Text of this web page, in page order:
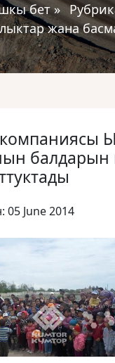
бет»
жана
компаниясы
June 2014